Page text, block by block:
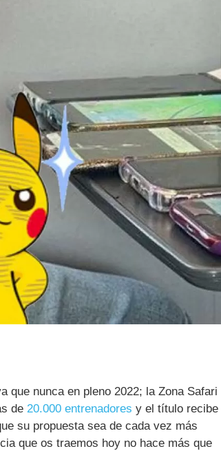
que nunca en pleno 2022; la Zona Safari
de 20.000 entrenadores y el título recibe
su propuesta sea de cada vez más
que os traemos hoy no hace más que